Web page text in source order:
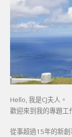
Hello, 我是CJ夫人。
歡迎來到我的專題工
從事超過15年的新